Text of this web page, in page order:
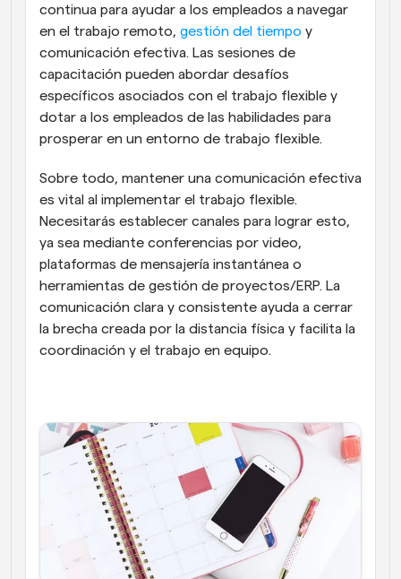
continua para ayudar a los empleados a navegar
en el trabajo remoto, gestión del tiempo y
comunicación efectiva. Las sesiones de
capacitación pueden abordar desafíos
específicos asociados con el trabajo flexible y
dotar a los empleados de las habilidades para
prosperar en un entorno de trabajo flexible.
Sobre todo, mantener una comunicación efectiva
es vital al implementar el trabajo flexible.
Necesitarás establecer canales para lograr esto,
ya sea mediante conferencias por video,
plataformas de mensajería instantánea o
herramientas de gestión de proyectos/ERP. La
comunicación clara y consistente ayuda a cerrar
la brecha creada por la distancia física y facilita la
coordinación y el trabajo en equipo.